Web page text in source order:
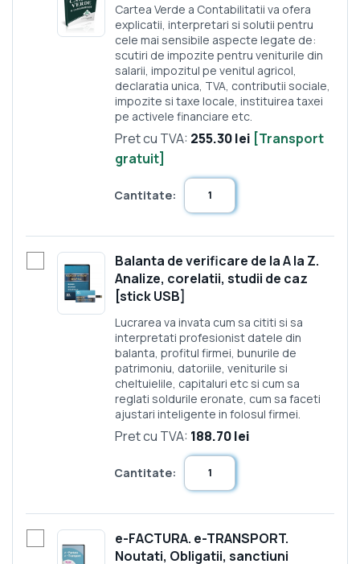
Cartea Verde a Contabilitatii va ofera
explicatii, interpretari si solutii pentru
cele mai sensibile aspecte legate de:
scutiri de impozite pentru veniturile din
salarii, impozitul pe venitul agricol,
declaratia unica, TVA, contributii sociale,
impozite si taxe locale, instituirea taxei
pe activele financiare etc.
Pret cu TVA: 255.30 lei [Transport
gratuit]
Cantitate:
Balanta de verificare de la A la Z.
Analize, corelatii, studii de caz
[stick USB]
Lucrarea va invata cum sa cititi si sa
interpretati profesionist datele din
balanta, profitul firmei, bunurile de
patrimoniu, datoriile, veniturile si
cheltuielile, capitaluri etc si cum sa
reglati soldurile eronate, cum sa faceti
ajustari inteligente in folosul firmei.
Pret cu TVA: 188.70 lei
Cantitate:
e-FACTURA. e-TRANSPORT.
Noutati, Obligatii, sanctiuni